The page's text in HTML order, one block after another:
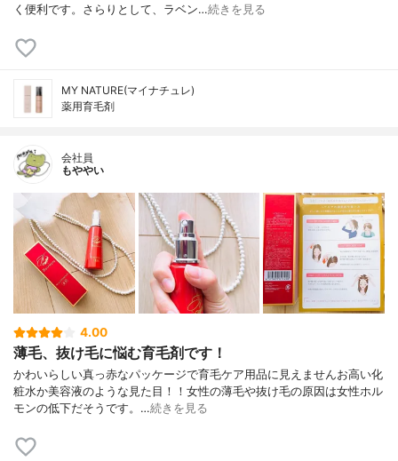
く便利です。さらりとして、ラベン…続きを見る
MY NATURE(マイナチュレ)
薬用育毛剤
会社員
もややい
4.00
薄毛、抜け毛に悩む育毛剤です！
かわいらしい真っ赤なパッケージで育毛ケア用品に見えませんお高い化
粧水か美容液のような見た目！！女性の薄毛や抜け毛の原因は女性ホル
モンの低下だそうです。…続きを見る